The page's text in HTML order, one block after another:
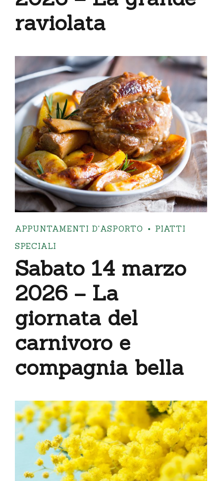
raviolata
APPUNTAMENTI D'ASPORTO
PIATTI
SPECIALI
Sabato 14 marzo
2026 – La
giornata del
carnivoro e
compagnia bella